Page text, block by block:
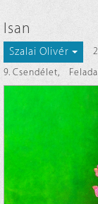
Isan
Szalai Olivér
9. Csendélet,